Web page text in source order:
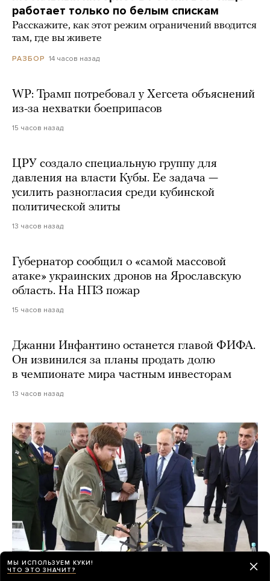
работает только по белым спискам
Расскажите, как этот режим ограничений вводится
там, где вы живете
РАЗБОР 14 часов назад
WP: Трамп потребовал у Хегсета объяснений
из-за нехватки боеприпасов
15 часов назад
ЦРУ создало специальную группу для
давления на власти Кубы. Ее задача —
усилить разногласия среди кубинской
политической элиты
13 часов назад
Губернатор сообщил о «самой массовой
атаке» украинских дронов на Ярославскую
область. На НПЗ пожар
15 часов назад
Джанни Инфантино останется главой ФИФА.
Он извинился за планы продать долю
в чемпионате мира частным инвесторам
13 часов назад
МЫ ИСПОЛЬЗУЕМ КУКИ!
ЧТО ЭТО ЗНАЧИТ?